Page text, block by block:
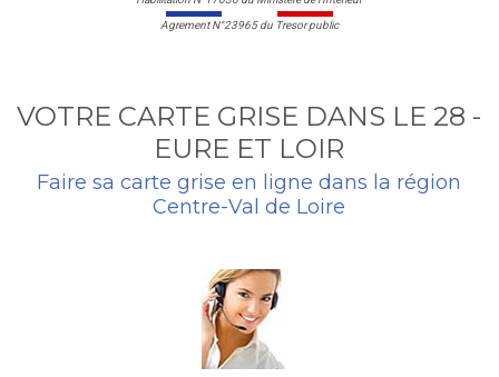
Agrement N°23965 du Tresor public
VOTRE CARTE GRISE DANS LE 28 -
EURE ET LOIR
Faire sa carte grise en ligne dans la région
Centre-Val de Loire